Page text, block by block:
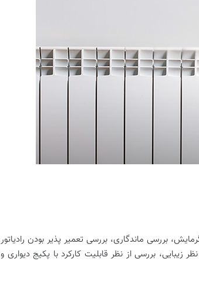
بررسی ماندگاری، بررسی تعمیر پذیر بودن رادیاتور
زیبایی، بررسی از نظر قابلیت کارکرد با پکیج دیواری و